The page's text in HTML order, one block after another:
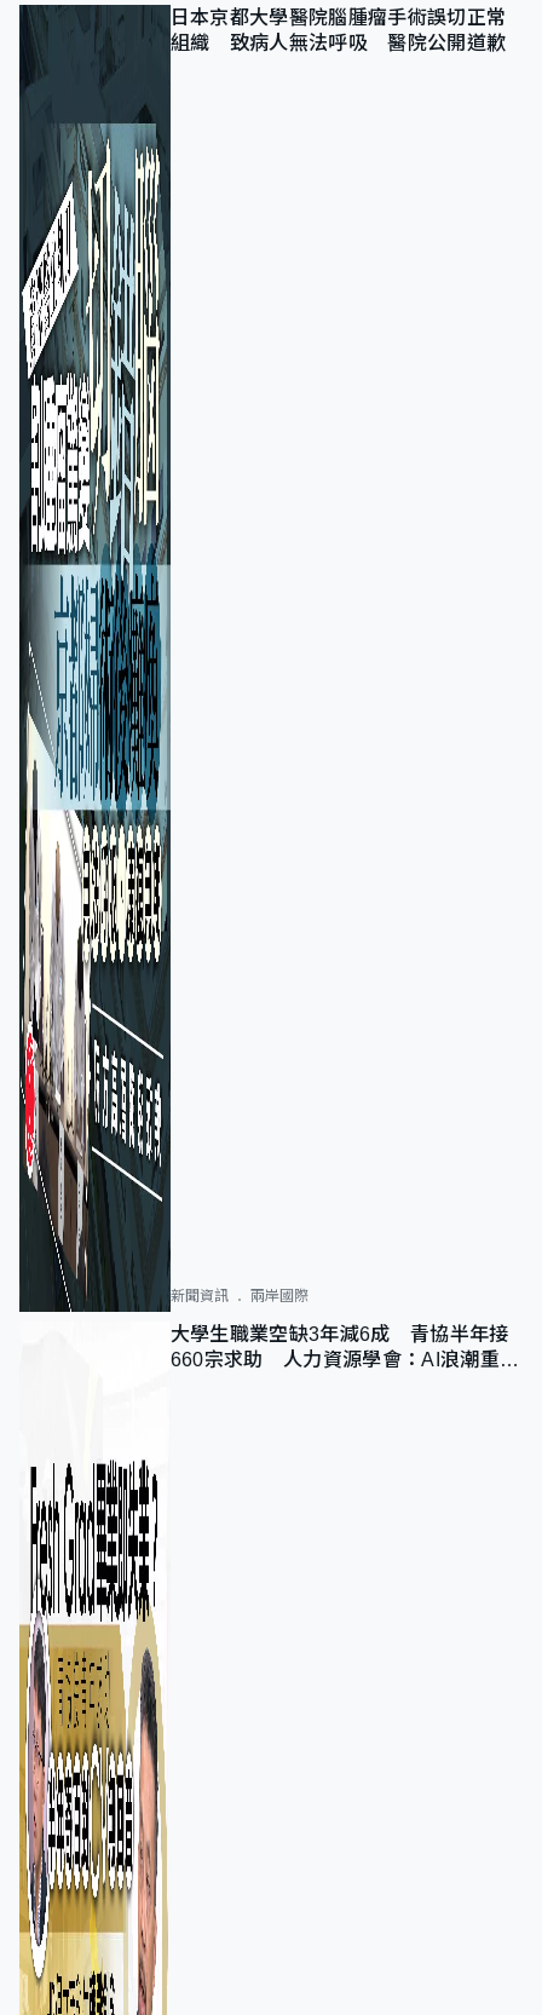
日本京都大學醫院腦腫瘤手術誤切正常
組織 致病人無法呼吸 醫院公開道歉
新聞資訊 兩岸國際
大學生職業空缺3年減6成 青協半年接
660宗求助 人力資源學會：AI浪潮重整